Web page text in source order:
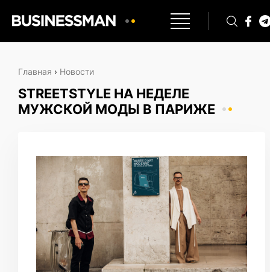
Главная › Новости
STREETSTYLE НА НЕДЕЛЕ
МУЖСКОЙ МОДЫ В ПАРИЖЕ